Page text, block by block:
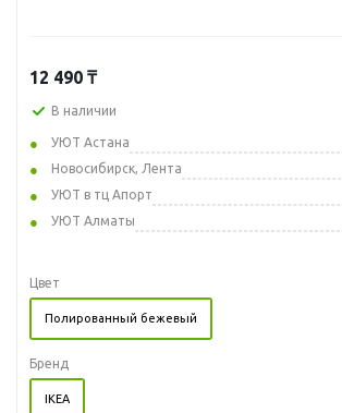
12 490 ₸
В наличии
УЮТ Астана
Новосибирск, Лента
УЮТ в тц Апорт
УЮТ Алматы
Цвет
Полированный бежевый
Бренд
IKEA